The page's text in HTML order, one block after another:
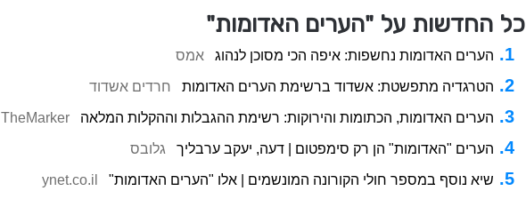
כל החדשות על "הערים האדומות"
הערים האדומות נחשפות: איפה הכי מסוכן לנהוג אמס
הטרגדיה מתפשטת: אשדוד ברשימת הערים האדומות חרדים אשדוד
הערים האדומות, הכתומות והירוקות: רשימת ההגבלות וההקלות המלאה TheMarker
הערים "האדומות" הן רק סימפטום | דעה, יעקב ערבליך גלובס
שיא נוסף במספר חולי הקורונה המונשמים | אלו "הערים האדומות" ynet.co.il